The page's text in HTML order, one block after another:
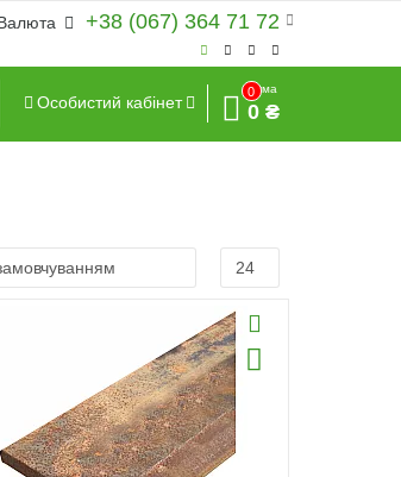
+38 (067) 364 71 72
Особистий кабінет
0
Сума
0 ₴